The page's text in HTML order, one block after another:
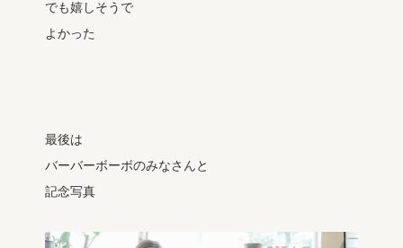
でも嬉しそうで
よかった
最後は
バーバーボーボのみなさんと
記念写真